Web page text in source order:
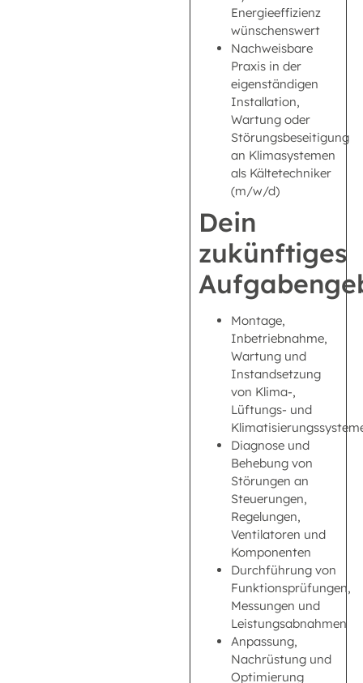
Energieeffizienz
wünschenswert
Nachweisbare
Praxis in der
eigenständigen
Installation,
Wartung oder
Störungsbeseitigung
an Klimasystemen
als Kältetechniker
(m/w/d)
Dein
zukünftiges
Montage,
Inbetriebnahme,
Wartung und
Instandsetzung
von Klima-,
Lüftungs- und
Diagnose und
Behebung von
Störungen an
Steuerungen,
Regelungen,
Ventilatoren und
Komponenten
Durchführung von
Funktionsprüfungen,
Messungen und
Leistungsabnahmen
Anpassung,
Nachrüstung und
Optimierung